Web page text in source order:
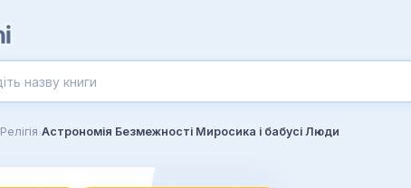
Релігія›Астрономія Безмежності Миросика і бабусі Люди